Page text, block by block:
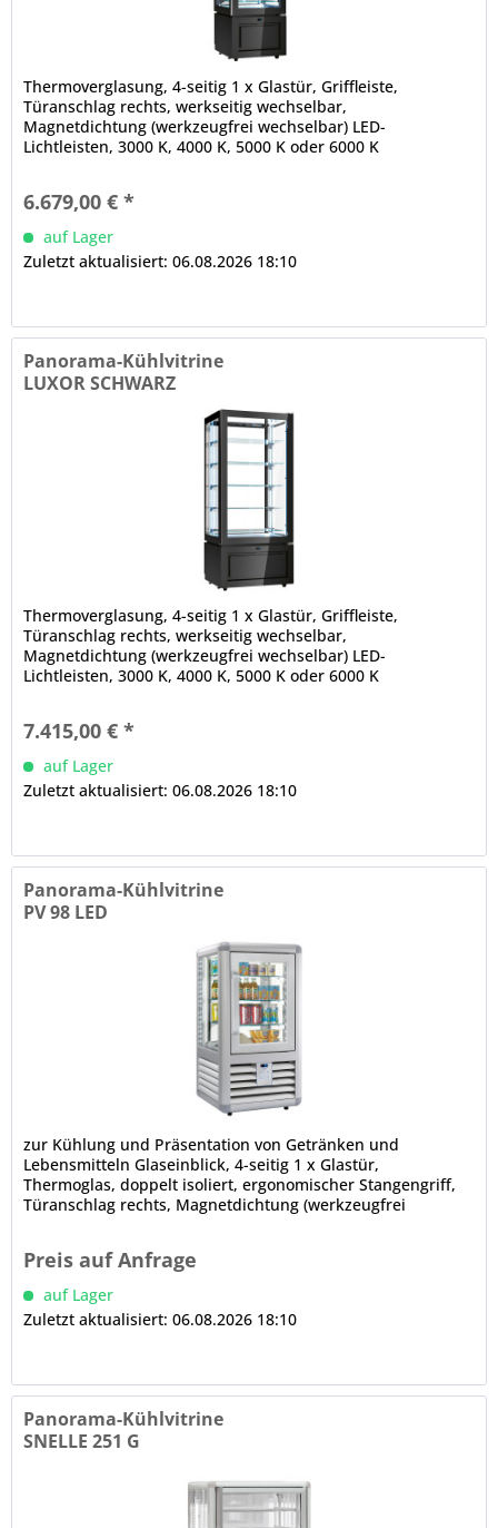
Thermoverglasung, 4-seitig 1 x Glastür, Griffleiste,
Türanschlag rechts, werkseitig wechselbar,
Magnetdichtung (werkzeugfrei wechselbar) LED-
Lichtleisten, 3000 K, 4000 K, 5000 K oder 6000 K
6.679,00 € *
auf Lager
Zuletzt aktualisiert: 06.08.2026 18:10
Panorama-Kühlvitrine
LUXOR SCHWARZ
Thermoverglasung, 4-seitig 1 x Glastür, Griffleiste,
Türanschlag rechts, werkseitig wechselbar,
Magnetdichtung (werkzeugfrei wechselbar) LED-
Lichtleisten, 3000 K, 4000 K, 5000 K oder 6000 K
7.415,00 € *
auf Lager
Zuletzt aktualisiert: 06.08.2026 18:10
Panorama-Kühlvitrine
PV 98 LED
zur Kühlung und Präsentation von Getränken und
Lebensmitteln Glaseinblick, 4-seitig 1 x Glastür,
Thermoglas, doppelt isoliert, ergonomischer Stangengriff,
Türanschlag rechts, Magnetdichtung (werkzeugfrei
Preis auf Anfrage
auf Lager
Zuletzt aktualisiert: 06.08.2026 18:10
Panorama-Kühlvitrine
SNELLE 251 G